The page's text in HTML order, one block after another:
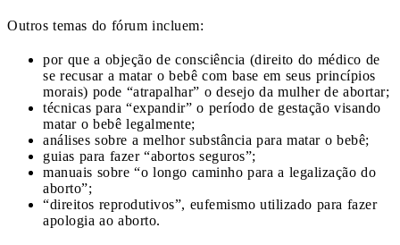
Outros temas do fórum incluem:
por que a objeção de consciência (direito do médico de
se recusar a matar o bebê com base em seus princípios
morais) pode “atrapalhar” o desejo da mulher de abortar;
técnicas para “expandir” o período de gestação visando
matar o bebê legalmente;
análises sobre a melhor substância para matar o bebê;
guias para fazer “abortos seguros”;
manuais sobre “o longo caminho para a legalização do
aborto”;
“direitos reprodutivos”, eufemismo utilizado para fazer
apologia ao aborto.